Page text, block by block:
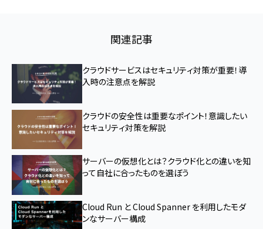
関連記事
クラウドサービスはセキュリティ対策が重要！導
入時の注意点を解説
クラウドの安全性は重要なポイント！意識したい
セキュリティ対策を解説
サーバーの仮想化とは？クラウド化との違いを知
って自社に合ったものを選ぼう
Cloud Run と Cloud Spanner を利用したモダ
ンなサーバー構成